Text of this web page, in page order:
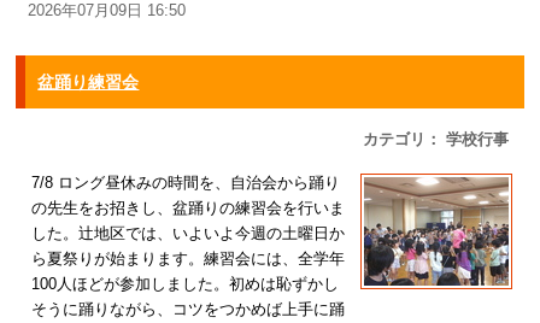
2026年07月09日 16:50
盆踊り練習会
カテゴリ： 学校行事
7/8 ロング昼休みの時間を、自治会から踊り
の先生をお招きし、盆踊りの練習会を行いま
した。辻地区では、いよいよ今週の土曜日か
ら夏祭りが始まります。練習会には、全学年
100人ほどが参加しました。初めは恥ずかし
そうに踊りながら、コツをつかめば上手に踊